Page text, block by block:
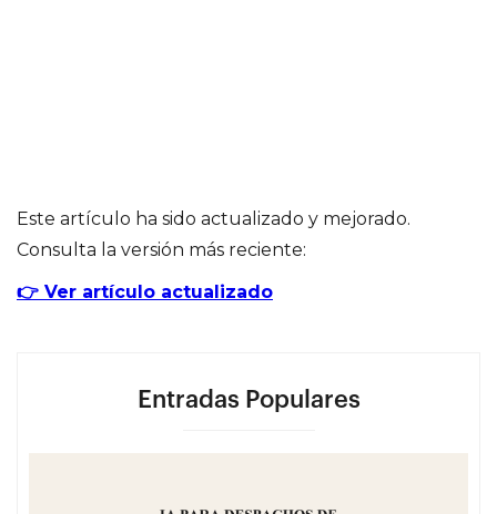
Este artículo ha sido actualizado y mejorado.
Consulta la versión más reciente:
👉 Ver artículo actualizado
Entradas Populares